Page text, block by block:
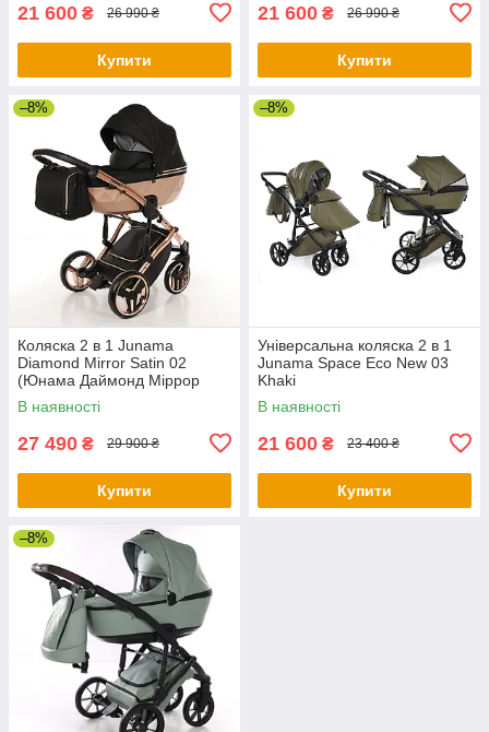
21 600 ₴ 26 990 ₴
Купити
21 600 ₴ 26 990 ₴
Купити
–8%
Коляска 2 в 1 Junama
Diamond Mirror Satin 02
(Юнама Даймонд Міррор
Сатин)
В наявності
27 490 ₴ 29 900 ₴
Купити
–8%
Універсальна коляска 2 в 1
Junama Space Eco New 03
Khaki
В наявності
21 600 ₴ 23 400 ₴
Купити
–8%